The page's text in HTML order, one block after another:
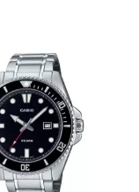
$ 5.250.000.